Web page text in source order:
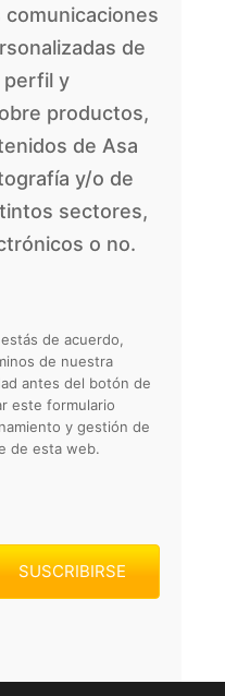
de
perfil y
productos,
de Asa
y/o de
sectores,
o no.
de acuerdo,
de nuestra
antes del botón de
este formulario
y gestión de
de esta web.